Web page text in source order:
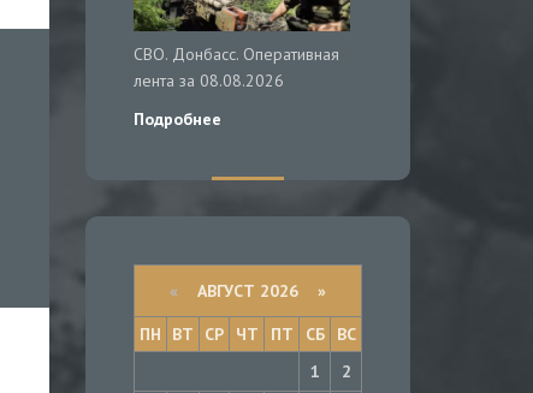
СВО. Донбасс. Оперативная
лента за 08.08.2026
Подробнее
« АВГУСТ 2026 »
ПН
ВТ СР ЧТ ПТ СБ
ВС
1
2